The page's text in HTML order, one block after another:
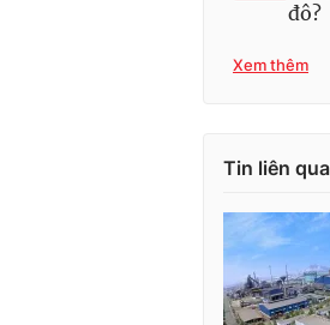
đô?
Xem thêm
Tin liên